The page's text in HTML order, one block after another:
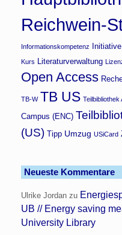
Reichwein-
Informationskompetenz
Kurs Literaturverwaltung
Open Access
TB-W TB US Teilbibliothek
Campus (ENC)
(US)
Tipp Umzug USiCard
Neueste Kommentare
Ulrike Jordan zu
UB // Energy saving
University Library